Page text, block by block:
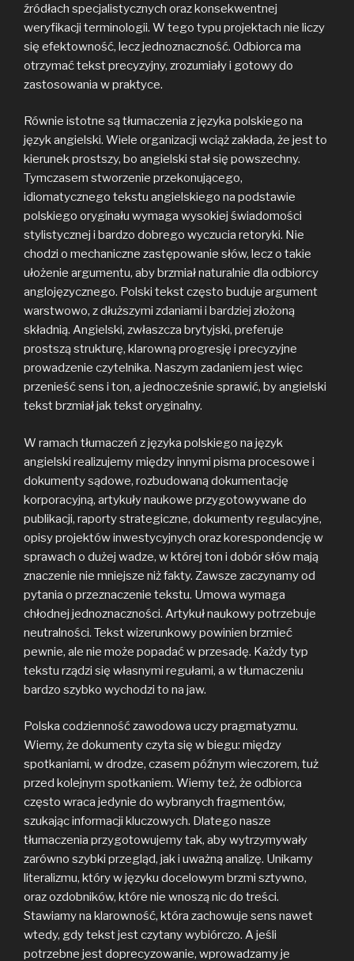
źródłach specjalistycznych oraz konsekwentnej
weryfikacji terminologii. W tego typu projektach nie liczy
się efektowność, lecz jednoznaczność. Odbiorca ma
otrzymać tekst precyzyjny, zrozumiały i gotowy do
zastosowania w praktyce.
Równie istotne są tłumaczenia z języka polskiego na
język angielski. Wiele organizacji wciąż zakłada, że jest to
kierunek prostszy, bo angielski stał się powszechny.
Tymczasem stworzenie przekonującego,
idiomatycznego tekstu angielskiego na podstawie
polskiego oryginału wymaga wysokiej świadomości
stylistycznej i bardzo dobrego wyczucia retoryki. Nie
chodzi o mechaniczne zastępowanie słów, lecz o takie
ułożenie argumentu, aby brzmiał naturalnie dla odbiorcy
anglojęzycznego. Polski tekst często buduje argument
warstwowo, z dłuższymi zdaniami i bardziej złożoną
składnią. Angielski, zwłaszcza brytyjski, preferuje
prostszą strukturę, klarowną progresję i precyzyjne
prowadzenie czytelnika. Naszym zadaniem jest więc
przenieść sens i ton, a jednocześnie sprawić, by angielski
tekst brzmiał jak tekst oryginalny.
W ramach tłumaczeń z języka polskiego na język
angielski realizujemy między innymi pisma procesowe i
dokumenty sądowe, rozbudowaną dokumentację
korporacyjną, artykuły naukowe przygotowywane do
publikacji, raporty strategiczne, dokumenty regulacyjne,
opisy projektów inwestycyjnych oraz korespondencję w
sprawach o dużej wadze, w której ton i dobór słów mają
znaczenie nie mniejsze niż fakty. Zawsze zaczynamy od
pytania o przeznaczenie tekstu. Umowa wymaga
chłodnej jednoznaczności. Artykuł naukowy potrzebuje
neutralności. Tekst wizerunkowy powinien brzmieć
pewnie, ale nie może popadać w przesadę. Każdy typ
tekstu rządzi się własnymi regułami, a w tłumaczeniu
bardzo szybko wychodzi to na jaw.
Polska codzienność zawodowa uczy pragmatyzmu.
Wiemy, że dokumenty czyta się w biegu: między
spotkaniami, w drodze, czasem późnym wieczorem, tuż
przed kolejnym spotkaniem. Wiemy też, że odbiorca
często wraca jedynie do wybranych fragmentów,
szukając informacji kluczowych. Dlatego nasze
tłumaczenia przygotowujemy tak, aby wytrzymywały
zarówno szybki przegląd, jak i uważną analizę. Unikamy
literalizmu, który w języku docelowym brzmi sztywno,
oraz ozdobników, które nie wnoszą nic do treści.
Stawiamy na klarowność, która zachowuje sens nawet
wtedy, gdy tekst jest czytany wybiórczo. A jeśli
potrzebne jest doprecyzowanie, wprowadzamy je